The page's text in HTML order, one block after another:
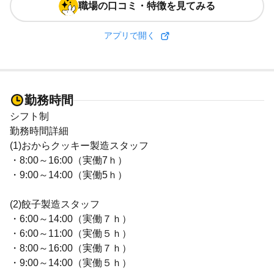
職場の口コミ・特徴を見てみる
アプリで開く
勤務時間
シフト制
勤務時間詳細
(1)おからクッキー製造スタッフ
・8:00～16:00（実働7ｈ）
・9:00～14:00（実働5ｈ）
(2)餃子製造スタッフ
・6:00～14:00（実働７ｈ）
・6:00～11:00（実働５ｈ）
・8:00～16:00（実働７ｈ）
・9:00～14:00（実働５ｈ）